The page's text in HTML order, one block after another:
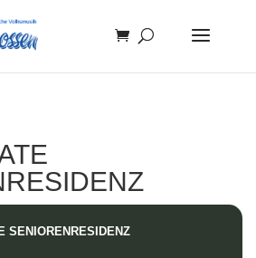
SENIORENRESIDENZ